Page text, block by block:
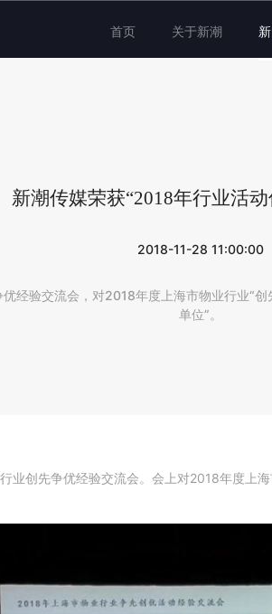
首页 关于新潮
新潮传媒荣获“2018年行业活
2018-11-28 11:00:00
经验交流会，对2018年度上海市物业行业“
单位”。
业创先争优经验交流会。会上对2018年度上